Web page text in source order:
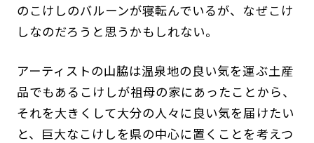
のこけしのバルーンが寝転んでいるが、なぜこけ
しなのだろうと思うかもしれない。
アーティストの山脇は温泉地の良い気を運ぶ土産
品でもあるこけしが祖母の家にあったことから、
それを大きくして大分の人々に良い気を届けたい
と、巨大なこけしを県の中心に置くことを考えつ